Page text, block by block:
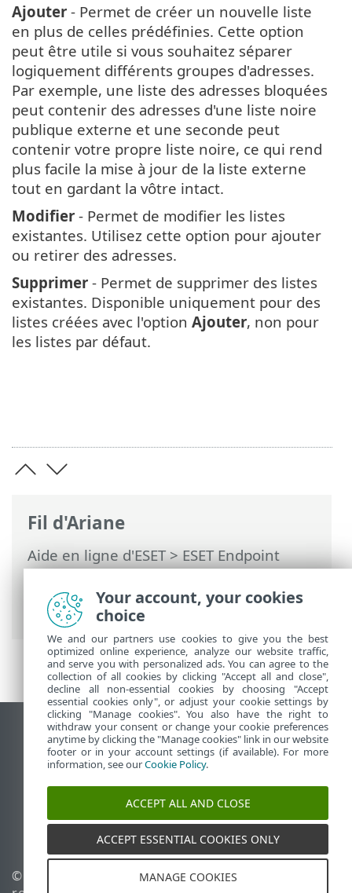
Fil d'Ariane
Aide en ligne d'ESET>ESET Endpoint
Security>Configuration avancée>
Protections>Protection de l'accès Web>
Gestion de la liste d’URL
Ajouter - Permet de créer un nouvelle liste
en plus de celles prédéfinies. Cette option
peut être utile si vous souhaitez séparer
logiquement différents groupes d'adresses.
Par exemple, une liste des adresses bloquées
peut contenir des adresses d'une liste noire
publique externe et une seconde peut
contenir votre propre liste noire, ce qui rend
plus facile la mise à jour de la liste externe
tout en gardant la vôtre intact.
Modifier - Permet de modifier les listes
existantes. Utilisez cette option pour ajouter
ou retirer des adresses.
Supprimer - Permet de supprimer des listes
existantes. Disponible uniquement pour des
listes créées avec l'option Ajouter, non pour
les listes par défaut.
Afficher le site pour ordinateur de bureau
End of Life
Base de connaissances ESET
Forum ESET
ESET Status Portal
Assistance régionale
© 1992 - 2026 ESET, spol. s
Gérer les témoins
Your account, your cookies
choice
We and our partners use cookies to give you the best
optimized online experience, analyze our website traffic,
and serve you with personalized ads. You can agree to the
collection of all cookies by clicking "Accept all and close",
decline all non-essential cookies by choosing "Accept
essential cookies only", or adjust your cookie settings by
clicking "Manage cookies". You also have the right to
withdraw your consent or change your cookie preferences
anytime by clicking the "Manage cookies" link in our website
footer or in your account settings (if available). For more
information, see ourCookie Policy.
ACCEPT ALL AND CLOSE
ACCEPT ESSENTIAL COOKIES ONLY
MANAGE COOKIES